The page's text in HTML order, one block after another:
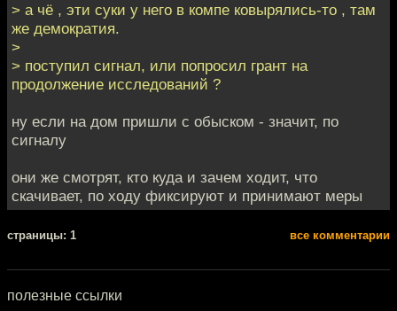
> а чё , эти суки у него в компе ковырялись-то , там
же демократия.
>
> поступил сигнал, или попросил грант на
продолжение исследований ?
ну если на дом пришли с обыском - значит, по
сигналу
они же смотрят, кто куда и зачем ходит, что
скачивает, по ходу фиксируют и принимают меры
cтраницы: 1 все комментарии
полезные ссылки